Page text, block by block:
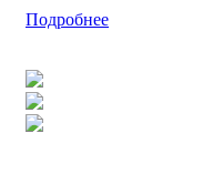
Подробнее